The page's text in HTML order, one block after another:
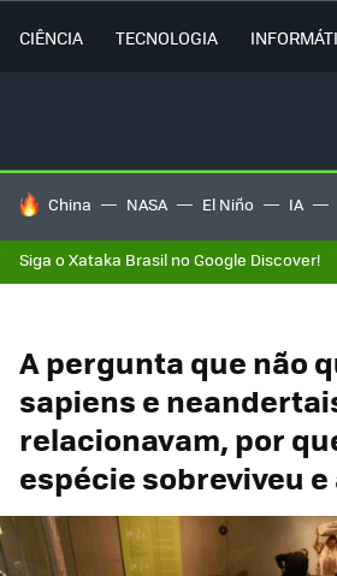
CIÊNCIA TECNOLOGIA
TENDÊNCIAS DO DIA
China NASA El Niño IA
Siga o Xataka Brasil no Google Discover!
A pergunta que não
sapiens e
relacionavam, por
espécie sobreviveu e